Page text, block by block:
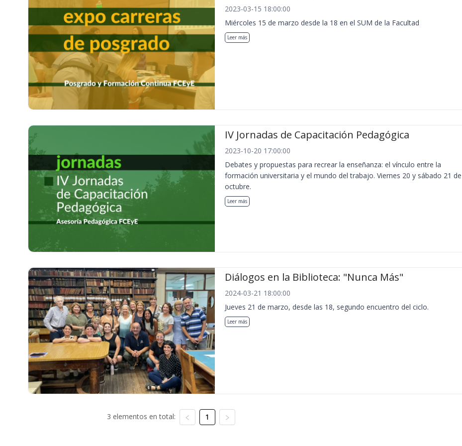
2023-03-15 18:00:00
Miércoles 15 de marzo desde la 18 en el SUM de la Facultad
Leer más
IV Jornadas de Capacitación Pedagógica
2023-10-20 17:00:00
Debates y propuestas para recrear la enseñanza: el vínculo entre la
formación universitaria y el mundo del trabajo. Viernes 20 y sábado 21 de
octubre.
Leer más
Diálogos en la Biblioteca: "Nunca Más"
2024-03-21 18:00:00
Jueves 21 de marzo, desde las 18, segundo encuentro del ciclo.
Leer más
3 elementos en total: 1